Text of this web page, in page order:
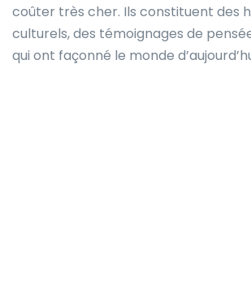
coûter très cher. Ils constituent des
culturels, des témoignages de
qui ont façonné le monde